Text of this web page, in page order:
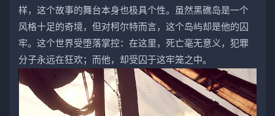
样，这个故事的舞台本身也极具个性。虽然黑礁岛是一个
风格十足的奇境，但对柯尔特而言，这个岛屿却是他的囚
牢。这个世界受堕落掌控：在这里，死亡毫无意义，犯罪
分子永远在狂欢；而他，却受囚于这牢笼之中。